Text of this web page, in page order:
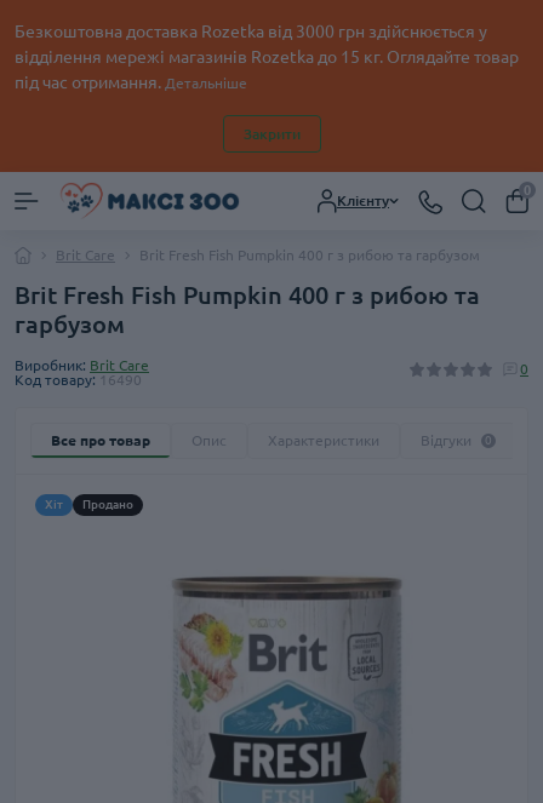
Безкоштовна доставка Rozetka від 3000 грн здійснюється у
відділення мережі магазинів Rozetka до 15 кг. Оглядайте товар
під час отримання. Детальніше
Закрити
Клієнту
0
Brit Care Brit Fresh Fish Pumpkin 400 г з рибою та гарбузом
Brit Fresh Fish Pumpkin 400 г з рибою та
гарбузом
Виробник: Brit Care
Код товару: 16490
0
Все про товар Опис Характеристики Відгуки 0
Хіт Продано